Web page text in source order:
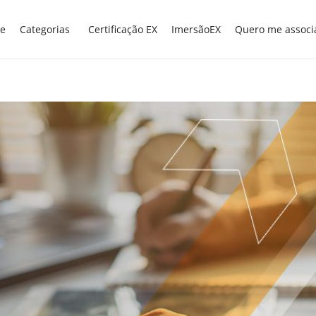
Categorias Certificação EX ImersãoEX Quero me